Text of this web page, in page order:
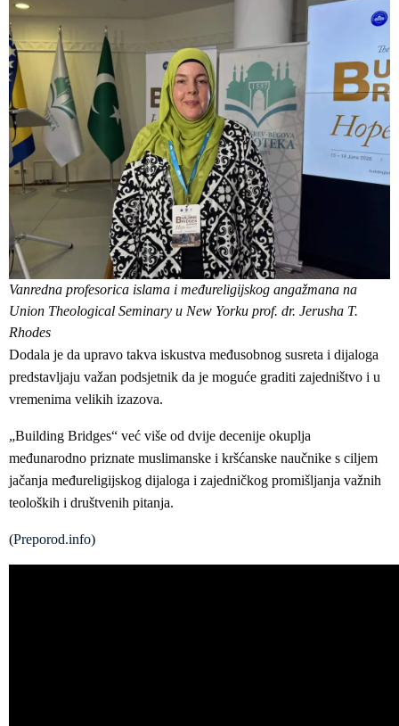
Vanredna profesorica islama i međureligijskog angažmana na
Union Theological Seminary u New Yorku prof. dr. Jerusha T.
Rhodes
Dodala je da upravo takva iskustva međusobnog susreta i dijaloga
predstavljaju važan podsjetnik da je moguće graditi zajedništvo i u
vremenima velikih izazova.
„Building Bridges“ već više od dvije decenije okuplja
međunarodno priznate muslimanske i kršćanske naučnike s ciljem
jačanja međureligijskog dijaloga i zajedničkog promišljanja važnih
teoloških i društvenih pitanja.
(Preporod.info)